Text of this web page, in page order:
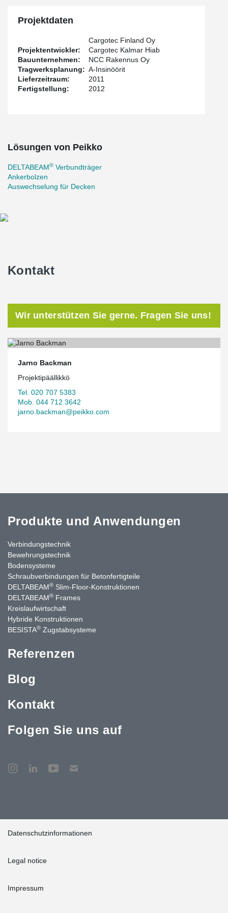
Projektdaten
Projektentwickler:
Cargotec Finland Oy
Cargotec Kalmar Hiab
Bauunternehmen:
NCC Rakennus Oy
Tragwerksplanung: A-Insinöörit
Lieferzeitraum:
2011
Fertigstellung:
2012
Lösungen von Peikko
DELTABEAM® Verbundträger
Ankerbolzen
Auswechselung für Decken
Kontakt
Wir unterstützen Sie gerne. Fragen Sie uns!
Jarno Backman
Projektipäällikkö
Tel. 020 707 5383
Mob. 044 712 3642
jarno.backman@peikko.com
Produkte und Anwendungen
Verbindungstechnik
Bewehrungstechnik
Bodensysteme
Schraubverbindungen für Betonfertigteile
DELTABEAM® Slim-Floor-Konstruktionen
DELTABEAM® Frames
Kreislaufwirtschaft
Hybride Konstruktionen
BESISTA® Zugstabsysteme
Referenzen
Blog
Kontakt
Folgen Sie uns auf
Datenschutzinformationen
Legal notice
Impressum